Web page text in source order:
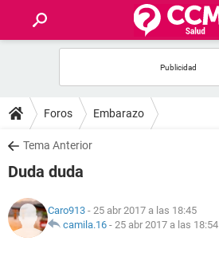
FOROS
SALUD
NUTRICIÓN
Foros Embarazo
Tema Anterior
Duda duda
Caro913 - 25 abr 2017 a las 18:45
camila.16 - 25 abr 2017 a las 18:54